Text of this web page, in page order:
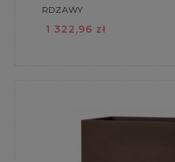
RDZAWY
1 322,96 zł